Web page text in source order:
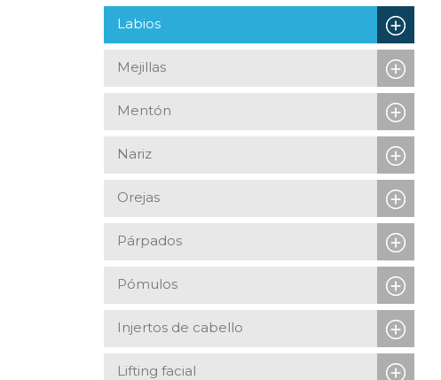
Labios
Mejillas
Mentón
Nariz
Orejas
Párpados
Pómulos
Injertos de cabello
Lifting facial